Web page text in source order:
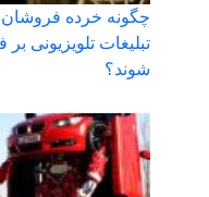
چگونه خرده فروشان
تبلیغات تلویزیونی
شوند؟